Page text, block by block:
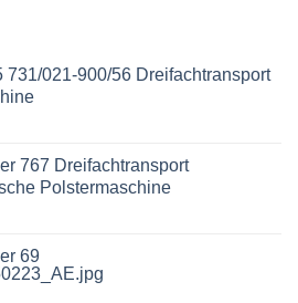
731/021-900/56 Dreifachtransport
767 Dreifachtransport
Polstermaschine
69